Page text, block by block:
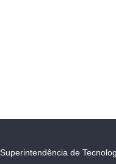
Superintendência de